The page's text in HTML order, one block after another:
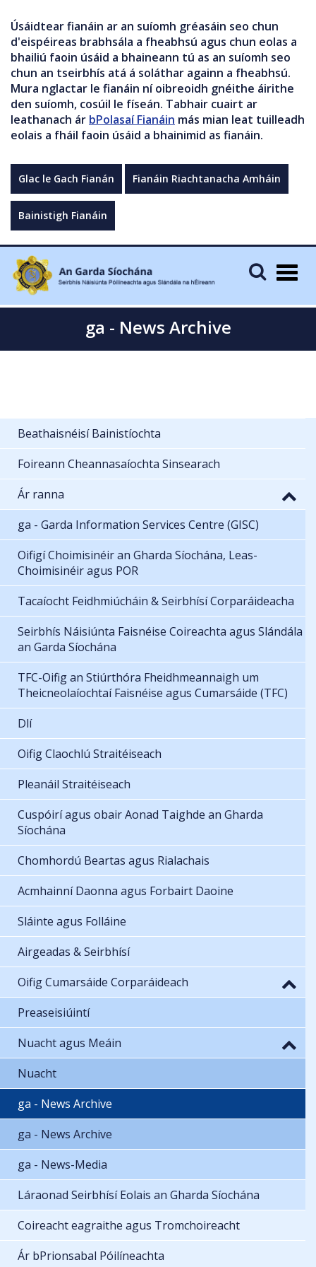
Úsáidtear fianáin ar an suíomh gréasáin seo chun
d'eispéireas brabhsála a fheabhsú agus chun eolas a
bhailiú faoin úsáid a bhaineann tú as an suíomh seo
chun an tseirbhís atá á soláthar againn a fheabhsú.
Mura nglactar le fianáin ní oibreoidh gnéithe áirithe
den suíomh, cosúil le físeán. Tabhair cuairt ar
leathanach ár bPolasaí Fianáin más mian leat tuilleadh
eolais a fháil faoin úsáid a bhainimid as fianáin.
Glac le Gach Fianán Fianáin Riachtanacha Amháin
Bainistigh Fianáin
ga - News Archive
Beathaisnéisí Bainistíochta
Foireann Cheannasaíochta Sinsearach
Ár ranna
ga - Garda Information Services Centre (GISC)
Oifigí Choimisinéir an Gharda Síochána, Leas-
Choimisinéir agus POR
Tacaíocht Feidhmiúcháin & Seirbhísí Corparáideacha
Seirbhís Náisiúnta Faisnéise Coireachta agus Slándála
an Garda Síochána
TFC-Oifig an Stiúrthóra Fheidhmeannaigh um
Theicneolaíochtaí Faisnéise agus Cumarsáide (TFC)
Dlí
Oifig Claochlú Straitéiseach
Pleanáil Straitéiseach
Cuspóirí agus obair Aonad Taighde an Gharda
Síochána
Chomhordú Beartas agus Rialachais
Acmhainní Daonna agus Forbairt Daoine
Sláinte agus Folláine
Airgeadas & Seirbhísí
Oifig Cumarsáide Corparáideach
Preaseisiúintí
Nuacht agus Meáin
Nuacht
ga - News Archive
ga - News Archive
ga - News-Media
Láraonad Seirbhísí Eolais an Gharda Síochána
Coireacht eagraithe agus Tromchoireacht
Ár bPrionsabal Póilíneachta